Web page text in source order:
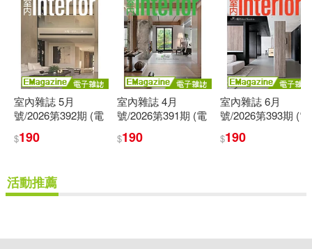
室內雜誌 5月
號/2026第392期 (電
$190
室內雜誌 4月
號/2026第391期 (電
$190
室內雜誌 6月
號/2026第393期 (電
$190
活動推薦